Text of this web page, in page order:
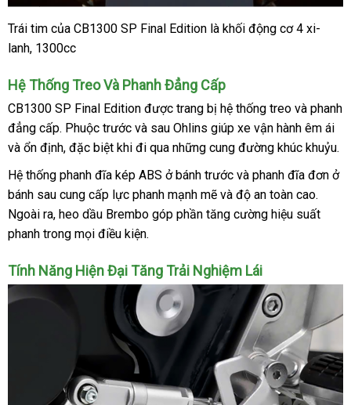
Trái tim của CB1300 SP Final Edition là khối động cơ 4 xi-
lanh, 1300cc
Hệ Thống Treo Và Phanh Đẳng Cấp
CB1300 SP Final Edition được trang bị hệ thống treo và phanh
đẳng cấp. Phuộc trước và sau Ohlins giúp xe vận hành êm ái
và ổn định, đặc biệt khi đi qua những cung đường khúc khuỷu.
Hệ thống phanh đĩa kép ABS ở bánh trước và phanh đĩa đơn ở
bánh sau cung cấp lực phanh mạnh mẽ và độ an toàn cao.
Ngoài ra, heo dầu Brembo góp phần tăng cường hiệu suất
phanh trong mọi điều kiện.
Tính Năng Hiện Đại Tăng Trải Nghiệm Lái